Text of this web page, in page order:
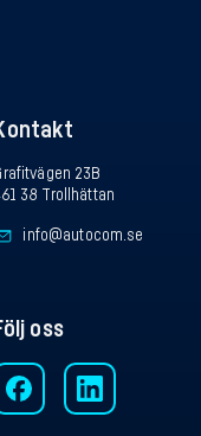
23B
38 Trollhättan
info@autocom.se
oss